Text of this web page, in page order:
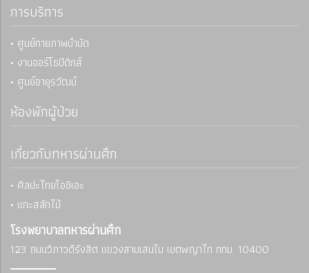
การบริการ
• ศูนย์กายภาพบำบัด
• งานออร์โธปิดิกส์
• ศูนย์อายุรวัฒน์
ห้องพักผู้ป่วย
เกี่ยวกับทหารผ่านศึก
• ศิลปะไทยโอชิเอะ
• แกะสลักไม้
โรงพยาบาลทหารผ่านศึก
123 ถนนวิภาวดีรังสิต แขวงสามเสนใน เขตพญาไท กทม. 10400